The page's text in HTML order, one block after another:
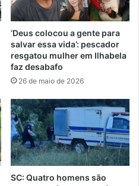
‘Deus colocou a gente para
salvar essa vida’: pescador
resgatou mulher em Ilhabela
faz desabafo
26 de maio de 2026
SC: Quatro homens são